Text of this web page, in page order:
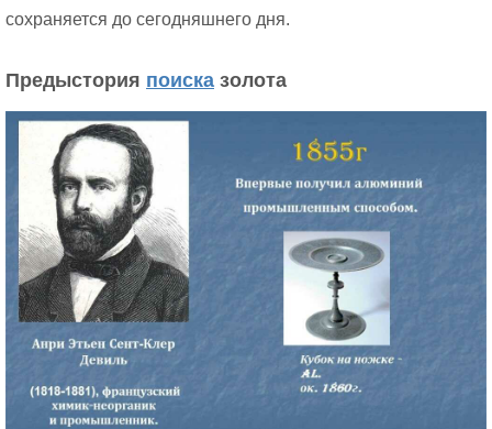
сохраняется до сегодняшнего дня.
Предыстория поиска золота